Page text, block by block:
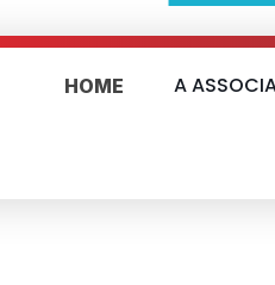
HOME A